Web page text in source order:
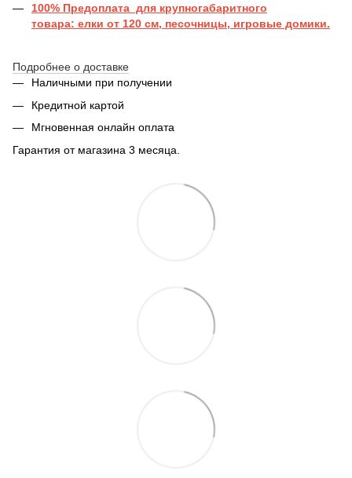
100% Предоплата для крупногабаритного
товара: елки от 120 см, песочницы, игровые домики.
Подробнее о доставке
Наличными при получении
Кредитной картой
Мгновенная онлайн оплата
Гарантия от магазина 3 месяца.